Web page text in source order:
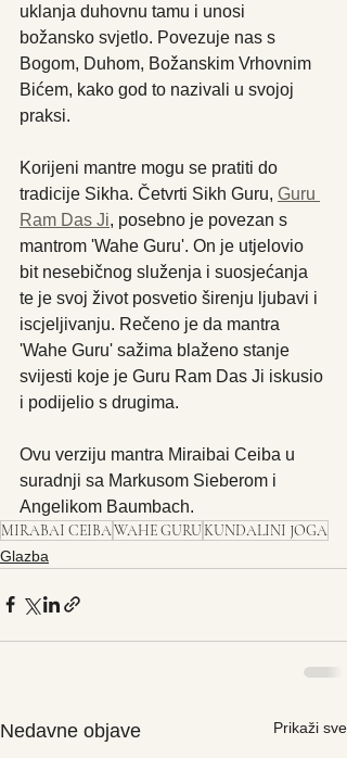
uklanja duhovnu tamu i unosi
božansko svjetlo. Povezuje nas s
Bogom, Duhom, Božanskim Vrhovnim
Bićem, kako god to nazivali u svojoj
praksi.
Korijeni mantre mogu se pratiti do
tradicije Sikha. Četvrti Sikh Guru, Guru
Ram Das Ji, posebno je povezan s
mantrom 'Wahe Guru'. On je utjelovio
bit nesebičnog služenja i suosjećanja
te je svoj život posvetio širenju ljubavi i
iscjeljivanju. Rečeno je da mantra
'Wahe Guru' sažima blaženo stanje
svijesti koje je Guru Ram Das Ji iskusio
i podijelio s drugima.
Ovu verziju mantra Miraibai Ceiba u
suradnji sa Markusom Sieberom i
Angelikom Baumbach.
MIRABAI CEIBAWAHE GURU KUNDALINI JOGA
Glazba
Nedavne objave Prikaži sve